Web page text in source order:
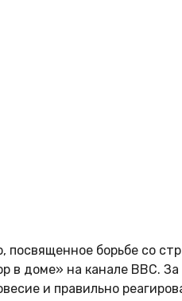
посвященное борьбе со
в доме» на канале BBC.
и правильно